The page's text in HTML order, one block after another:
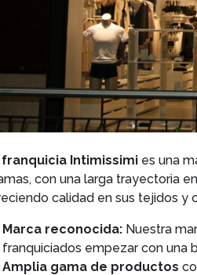
franquicia Intimissimi es una
con una larga trayectoria
calidad en sus tejidos y
Marca reconocida: Nuestra
franquiciados empezar con una
Amplia gama de productos